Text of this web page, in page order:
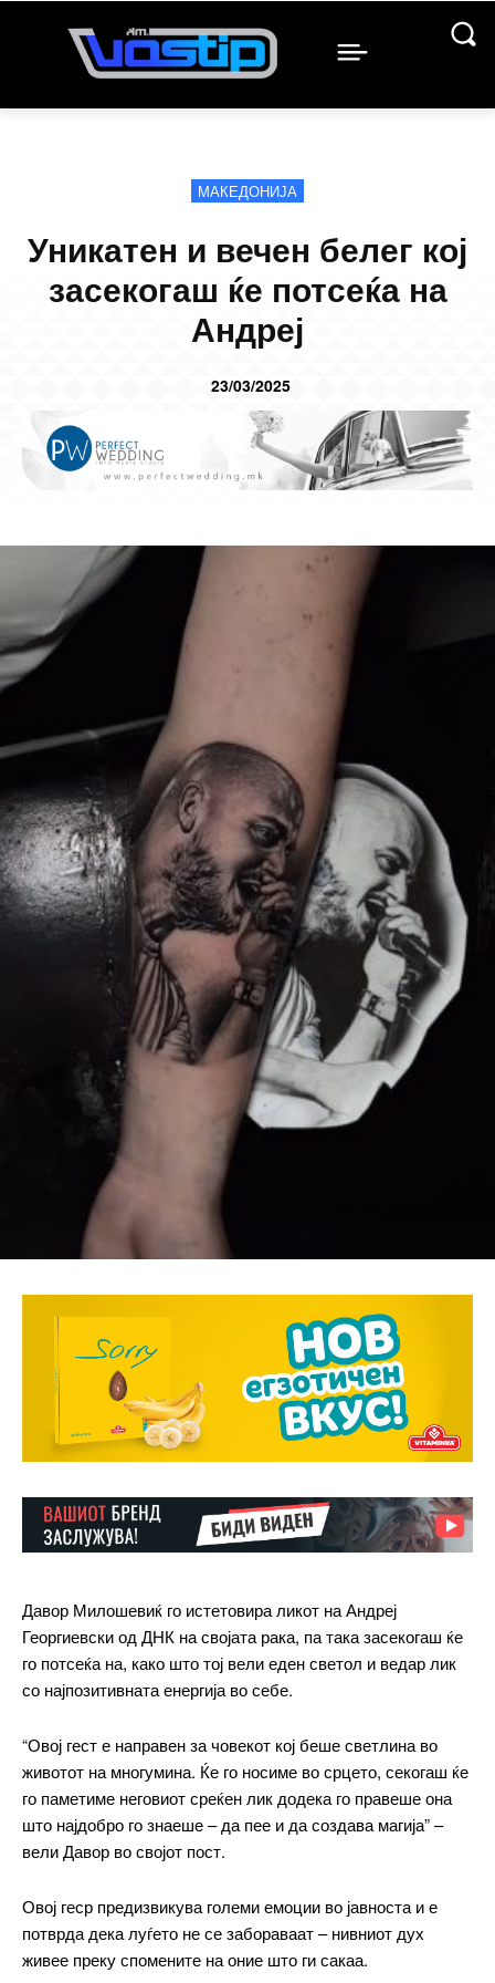
━ pricing plans
Free
бесплатно / forever
ИЗБЕРЕТЕ ПЛАН
МАКЕДОНИЈА
Уникатен и вечен белег кој
засекогаш ќе потсеќа на
Андреј
23/03/2025
Давор Милошевиќ го истетовира ликот на Андреј
Георгиевски од ДНК на својата рака, па така засекогаш ќе
го потсеќа на, како што тој вели еден светол и ведар лик
со најпозитивната енергија во себе.
“Овој гест е направен за човекот кој беше светлина во
животот на многумина. Ќе го носиме во срцето, секогаш ќе
го паметиме неговиот среќен лик додека го правеше она
што најдобро го знаеше – да пее и да создава магија” –
вели Давор во својот пост.
Овој геср предизвикува големи емоции во јавноста и е
потврда дека луѓето не се забораваат – нивниот дух
живее преку спомените на оние што ги сакаа.